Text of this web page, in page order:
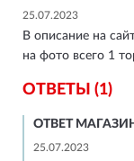
25.07.2023
В описание на
на фото всего 1
ОТВЕТЫ (1)
ОТВЕТ
25.07.2023